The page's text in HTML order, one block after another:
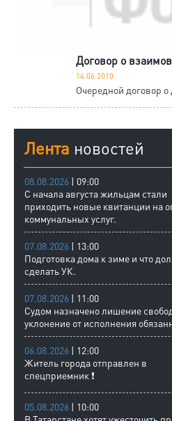
Договор о
14.06.2010
Очередной договор
Лента новостей
08.08.2026 | 09:00
С начала августа жильцам стали
приходить новые квитанции на
коммунальных услуг.
07.08.2026 | 13:00
Подготовка дома к зиме и что
сделать УК.
07.08.2026 | 11:00
Судом назначено лишение
уклонение от исполнения
06.08.2026 | 12:00
Житель города отправлен в
спецприемник ❗
05.08.2026 | 10:00